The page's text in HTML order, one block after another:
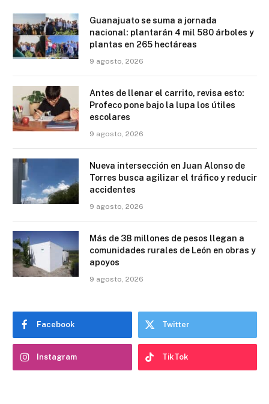
Guanajuato se suma a jornada
nacional: plantarán 4 mil 580 árboles y
plantas en 265 hectáreas
9 agosto, 2026
Antes de llenar el carrito, revisa esto:
Profeco pone bajo la lupa los útiles
escolares
9 agosto, 2026
Nueva intersección en Juan Alonso de
Torres busca agilizar el tráfico y reducir
accidentes
9 agosto, 2026
Más de 38 millones de pesos llegan a
comunidades rurales de León en obras y
apoyos
9 agosto, 2026
Facebook Twitter
Instagram TikTok